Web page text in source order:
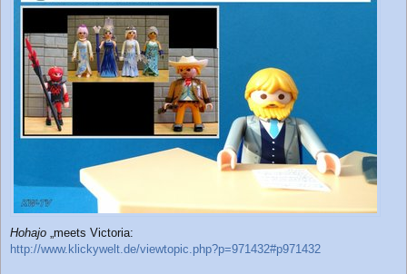
Hohajo „meets Victoria:
http://www.klickywelt.de/viewtopic.php?p=971432#p971432